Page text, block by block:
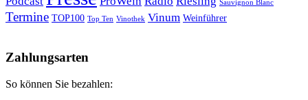
Sauvignon Blanc
Termine TOP100 Top Ten Vinothek Vinum Weinführer
oben
Zahlungsarten
So können Sie bezahlen: